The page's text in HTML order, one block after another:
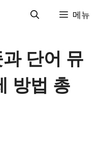
메뉴
단어 뮤
방법 총